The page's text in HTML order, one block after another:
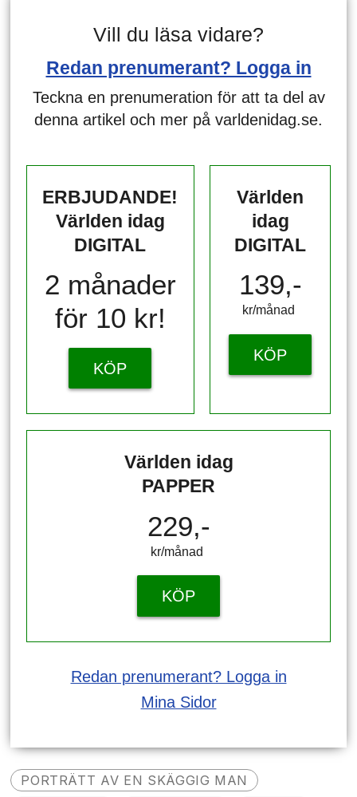
Vill du läsa vidare?
Redan prenumerant? Logga in
Teckna en prenumeration för att ta del av
denna artikel och mer på varldenidag.se.
ERBJUDANDE!
Världen idag
DIGITAL
2 månader
för 10 kr!
KÖP
Världen
idag
DIGITAL
139,-
kr/månad ​​​​​​
KÖP
Världen idag
PAPPER
229,-
kr/månad ​​​​​​
KÖP
Redan prenumerant? Logga in
Mina Sidor
PORTRÄTT AV EN SKÄGGIG MAN